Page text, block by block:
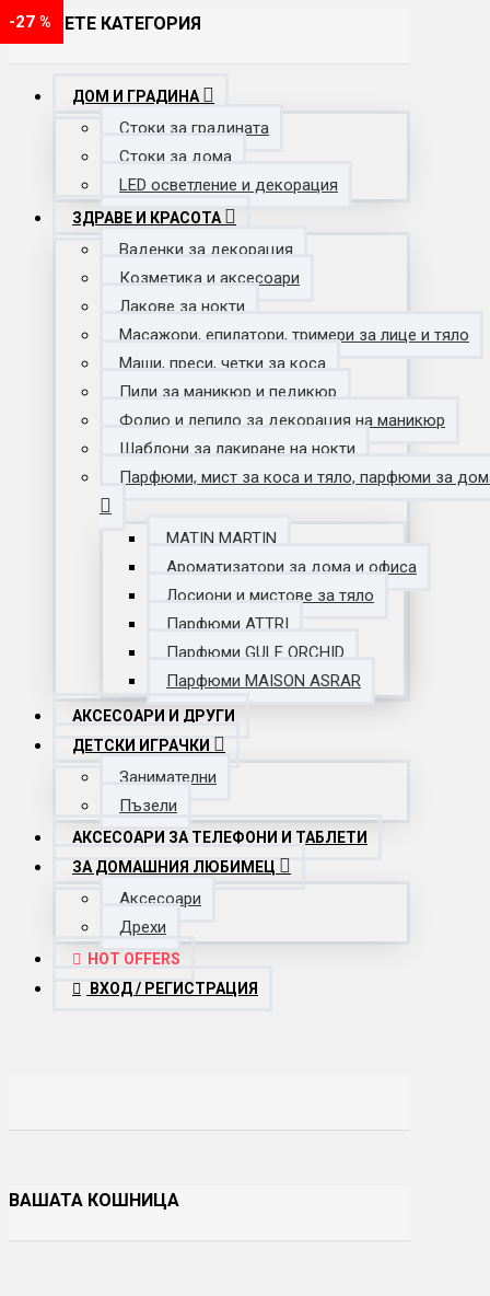
ИЗБЕРЕТЕ КАТЕГОРИЯ
ДОМ И ГРАДИНА
Стоки за градината
Стоки за дома
LED осветление и декорация
ЗДРАВЕ И КРАСОТА
Ваденки за декорация
Козметика и аксесоари
Лакове за нокти
Масажори, епилатори, тримери за лице и тяло
Маши, преси, четки за коса
Пили за маникюр и педикюр
Фолио и лепило за декорация на маникюр
Шаблони за лакиране на нокти
Парфюми, мист за коса и тяло, парфюми за
MATIN MARTIN
Ароматизатори за дома и офиса
Лосиони и мистове за тяло
Парфюми ATTRI
Парфюми GULF ORCHID
Парфюми MAISON ASRAR
АКСЕСОАРИ И ДРУГИ
ДЕТСКИ ИГРАЧКИ
Занимателни
Пъзели
АКСЕСОАРИ ЗА ТЕЛЕФОНИ И ТАБЛЕТИ
ЗА ДОМАШНИЯ ЛЮБИМЕЦ
Аксесоари
Дрехи
HOT OFFERS
ВХОД / РЕГИСТРАЦИЯ
ВАШАТА КОШНИЦА
-28 %
-29 %
-20 %
-19 %
-18 %
-24 %
-19 %
-33 %
-29 %
-33 %
-43 %
-35 %
-40 %
-39 %
-20 %
-50 %
-40 %
-18 %
-20 %
-70 %
-52 %
-63 %
-42 %
-16 %
-36 %
-23 %
-54 %
-33 %
-29 %
-26 %
-37 %
-23 %
-63 %
-25 %
-62 %
-20 %
-38 %
-27 %
-20 %
-25 %
-17 %
-28 %
-20 %
-27 %